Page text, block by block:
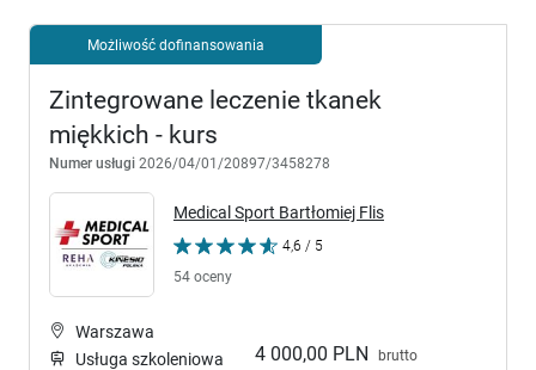
Możliwość dofinansowania
Zintegrowane leczenie tkanek
miękkich - kurs
Numer usługi 2026/04/01/20897/3458278
Medical Sport Bartłomiej Flis
4,6 / 5
54 oceny
4 000,00 PLN brutto
Warszawa
Usługa szkoleniowa